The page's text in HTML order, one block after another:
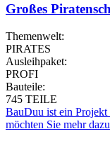
Großes
Themenwelt:
PIRATES
Ausleihpaket:
PROFI
Bauteile:
745 TEILE
BauDuu ist ein Projekt
möchten Sie mehr